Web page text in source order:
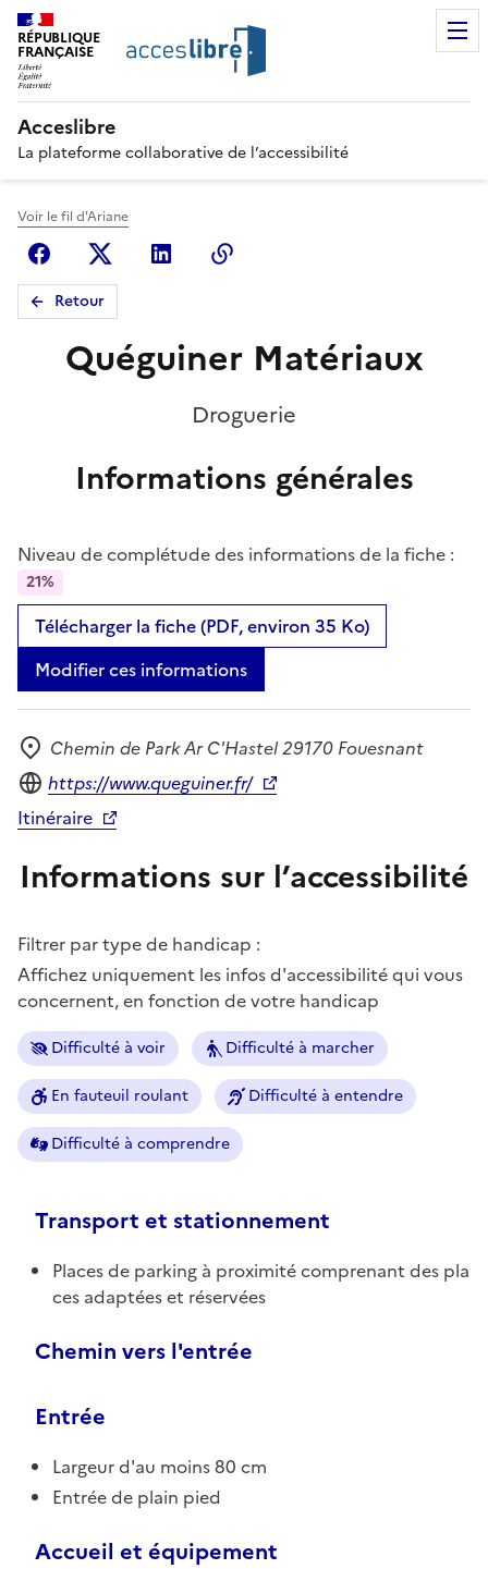
RÉPUBLIQUE
FRANÇAISE
Acceslibre
La plateforme collaborative de l’accessibilité
Voir le fil d'Ariane
FacebookX (anciennement Twitter)
Linkedin
Retour
Quéguiner Matériaux
Droguerie
Informations générales
Niveau de complétude des informations de la fiche :
21%
Télécharger la fiche (PDF, environ 35 Ko)
Modifier ces informations
Adresse
Chemin de Park Ar C'Hastel 29170 Fouesnant
Site internet
https://www.queguiner.fr/
Itinéraire
Informations sur l’accessibilité
Filtrer par type de handicap :
Affichez uniquement les infos d'accessibilité qui vous
concernent, en fonction de votre handicap
Difficulté à voir Difficulté à marcher
En fauteuil roulant Difficulté à entendre
Difficulté à comprendre
Transport et stationnement
Places de parking à proximité comprenant des pla
ces adaptées et réservées
Chemin vers l'entrée
Entrée
Largeur d'au moins 80 cm
Entrée de plain pied
Accueil et équipement